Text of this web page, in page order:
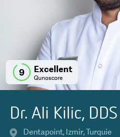
9 Excellent
Qunoscore
Dr. Ali Kilic, DDS
Dentapoint, Izmir,Turquie